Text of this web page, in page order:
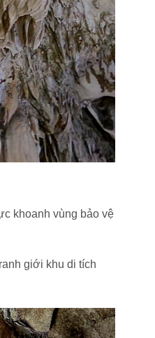
khoanh vùng bảo vệ
giới khu di tích